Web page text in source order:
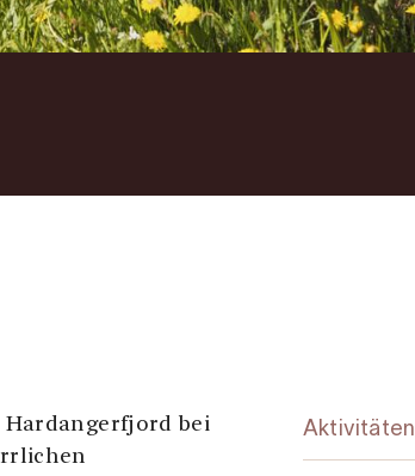
bei
Aktivitäten